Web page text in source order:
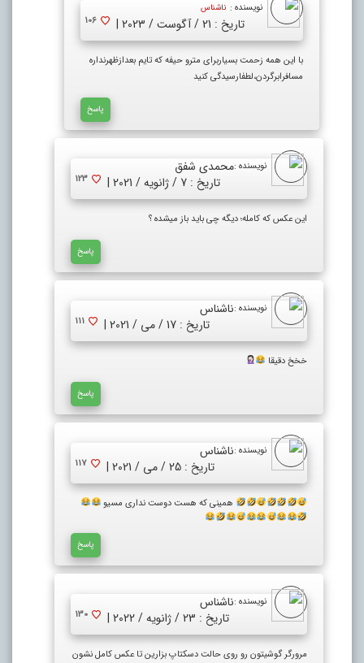
نویسنده : ناشناس
تاریخ : 21 / آگوست / 2023 | 106
با این همه زحمت بسیاربرای مترو حیفه که تایم بعدازظهرنداره
مسافرابرگردن،لطفارسیدگی کنید
پاسخ
نویسنده :محمدی شفق
تاریخ : 7 / ژانویه / 2021 |
123
این عکس که کامله؛ دیگه چی باید باز میشده ؟
پاسخ
نویسنده :ناشناس
تاریخ : 17 / می / 2021 |
111
خخخ دقیقا
پاسخ
نویسنده :ناشناس
تاریخ : 25 / می / 2021 |
117
همینی که هست دوست نداری مسیو
پاسخ
نویسنده :ناشناس
تاریخ : 23 / ژانویه / 2022 |
130
مرورگر گوشیتون رو روی حالت دسکتاپ بزارین تا عکس کامل نشون